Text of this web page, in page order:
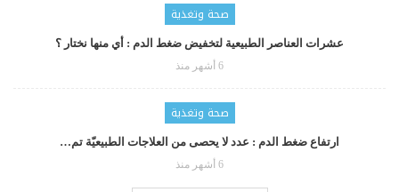
صحة وتغذية
عشرات العناصر الطبيعية لتخفيض ضغط الدم : أي منها نختار ؟
6 أشهر منذ
صحة وتغذية
ارتفاع ضغط الدم : عدد لا يحصى من العلاجات الطبيعيّة تم…
6 أشهر منذ